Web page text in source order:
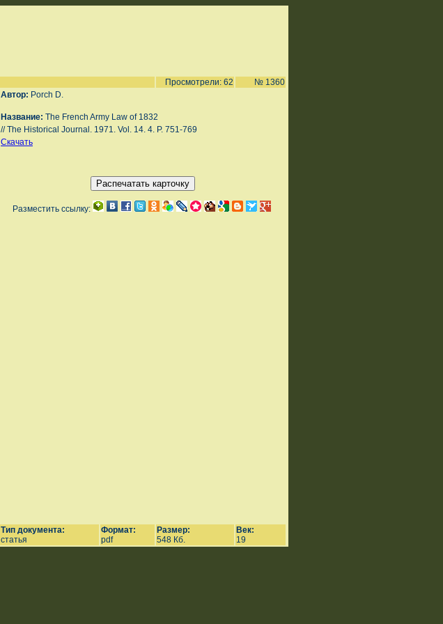
Просмотрели: 62
№ 1360
Автор: Porch D.
Название: The French Army Law of 1832
// The Historical Journal. 1971. Vol. 14. 4. P. 751-769
Скачать
Разместить ссылку:
Тип документа:
статья
Формат:
pdf
Размер:
548 Кб.
Век:
19